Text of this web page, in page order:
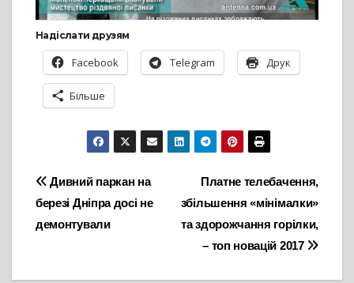
Надіслати друзям
Facebook Telegram Друк
Більше
Навігація
записів
Платне телебачення,
збільшення «мінімалки»
та здорожчання горілки,
– топ новацій 2017
Дивний паркан на
березі Дніпра досі не
демонтували